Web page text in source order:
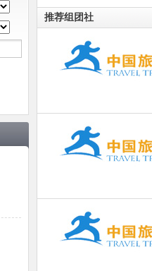
推荐组团社